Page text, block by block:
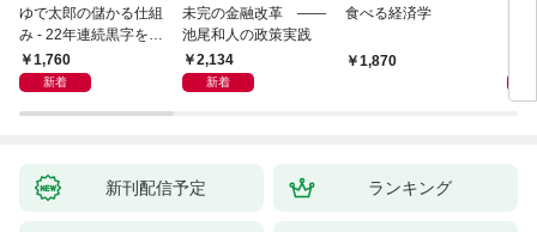
ゆで太郎の儲かる仕組
み - 22年連続黒字を支
えるがっちり経営術 -
1,760
新着
未完の金融改革 ――
池尾和人の政策実践
2,134
新着
食べる経済学
1,870
イ
果
新刊配信予定 ランキング